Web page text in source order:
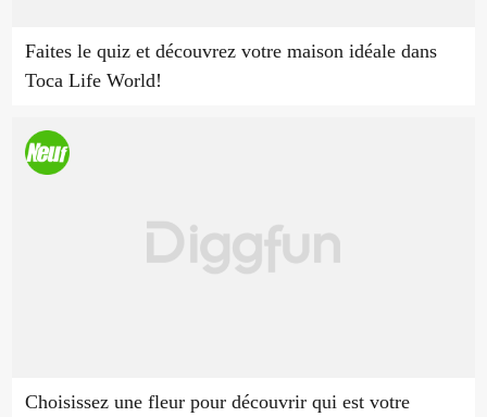
Faites le quiz et découvrez votre maison idéale dans
Toca Life World!
Choisissez une fleur pour découvrir qui est votre